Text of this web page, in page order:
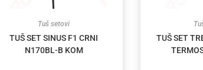
Tuš setovi
TUŠ SET SINUS F1 CRNI
N170BL-B KOM
TUŠ SET